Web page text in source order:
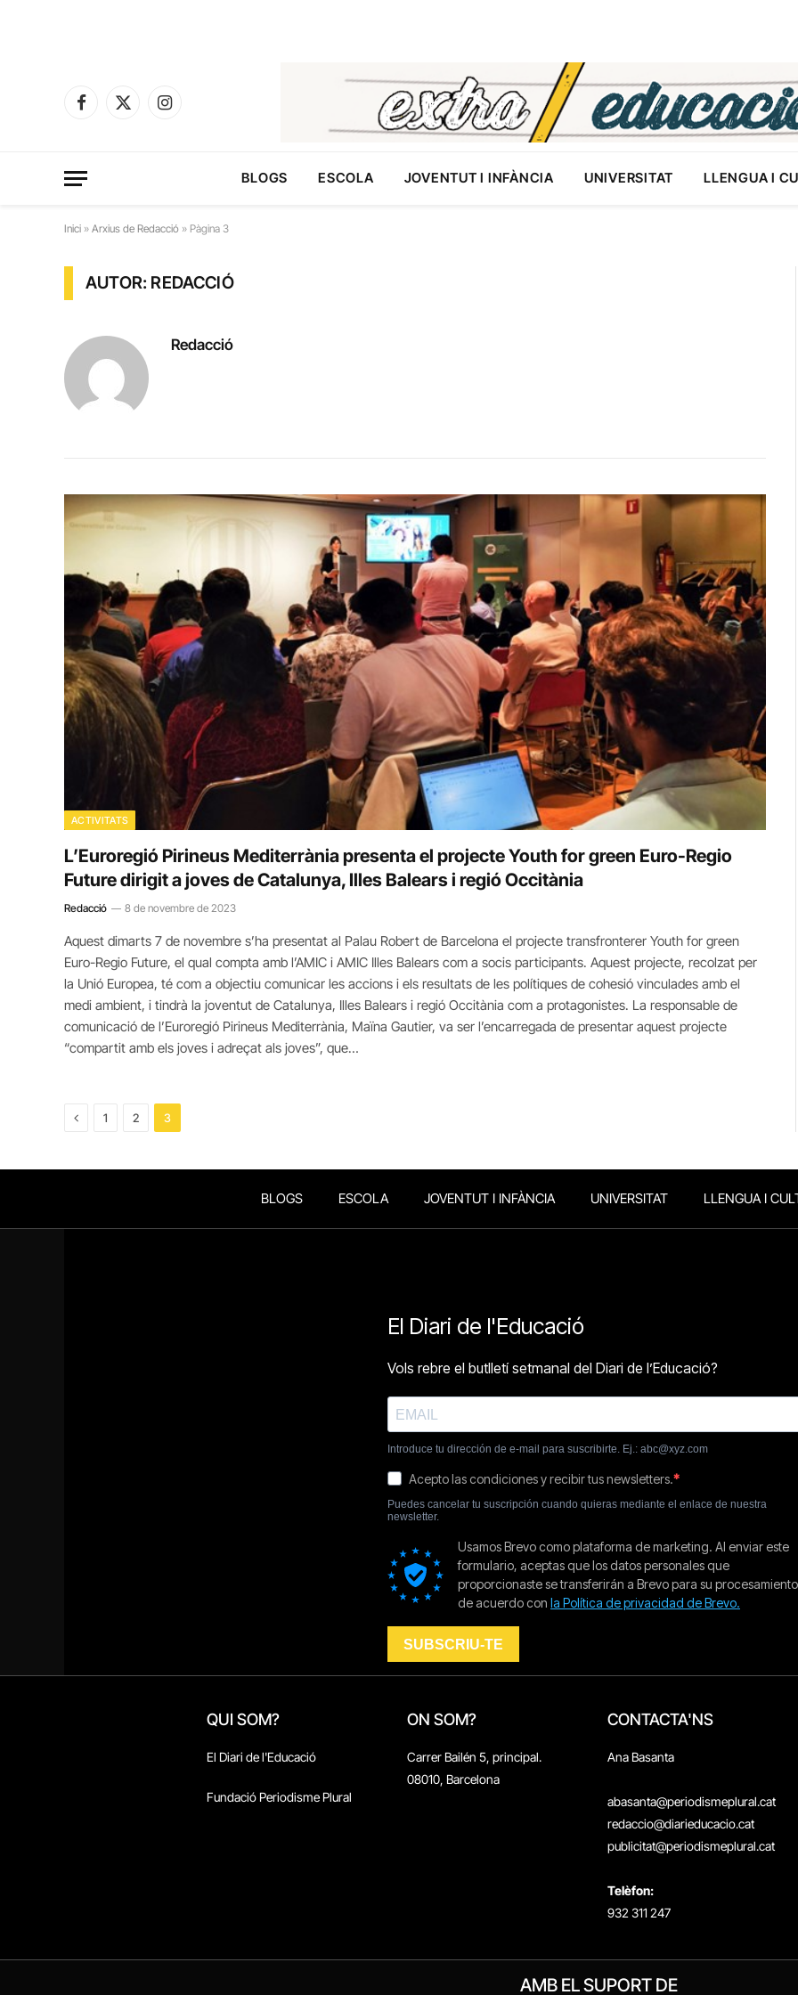
Facebook
X
Instagram
BLOGS ESCOLA JOVENTUT I INFÀNCIA UNIVERSITAT LLENGUA I
Inici » Arxius de Redacció » Pàgina 3
AUTOR: REDACCIÓ
Redacció
ACTIVITATS
L’Euroregió Pirineus Mediterrània presenta el projecte Youth for green Euro-Regio
Future dirigit a joves de Catalunya, Illes Balears i regió Occitània
Redacció 8 de novembre de 2023
Aquest dimarts 7 de novembre s’ha presentat al Palau Robert de Barcelona el projecte transfronterer Youth for green
Euro-Regio Future, el qual compta amb l’AMIC i AMIC Illes Balears com a socis participants. Aquest projecte, recolzat per
la Unió Europea, té com a objectiu comunicar les accions i els resultats de les polítiques de cohesió vinculades amb el
medi ambient, i tindrà la joventut de Catalunya, Illes Balears i regió Occitània com a protagonistes. La responsable de
comunicació de l’Euroregió Pirineus Mediterrània, Maïna Gautier, va ser l’encarregada de presentar aquest projecte
“compartit amb els joves i adreçat als joves”, que…
Previous
1 2 3
BLOGS ESCOLA JOVENTUT I INFÀNCIA UNIVERSITAT LLENGUA I
QUI SOM?
El Diari de l'Educació
Fundació Periodisme Plural
ON SOM?
Carrer Bailén 5, principal.
08010, Barcelona
CONTACTA'NS
Ana Basanta
abasanta@periodismeplural.cat
redaccio@diarieducacio.cat
publicitat@periodismeplural.cat
Telèfon:
932 311 247
AMB EL SUPORT DE